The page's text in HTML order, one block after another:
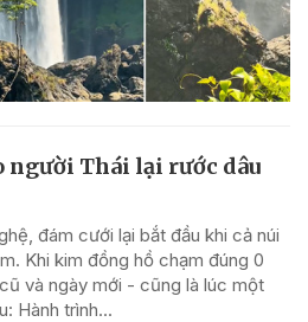
người Thái lại rước dâu
đám cưới lại bắt đầu khi cả núi
Khi kim đồng hồ chạm đúng 0
và ngày mới - cũng là lúc một
Hành trình...